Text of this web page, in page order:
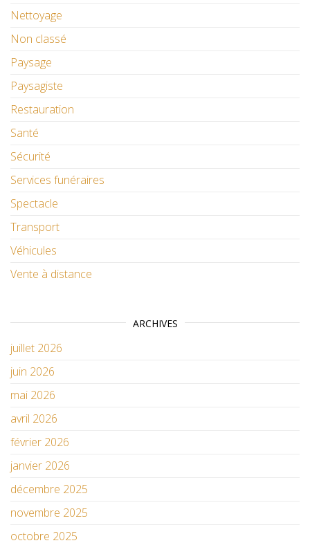
Nettoyage
Non classé
Paysage
Paysagiste
Restauration
Santé
Sécurité
Services funéraires
Spectacle
Transport
Véhicules
Vente à distance
ARCHIVES
juillet 2026
juin 2026
mai 2026
avril 2026
février 2026
janvier 2026
décembre 2025
novembre 2025
octobre 2025